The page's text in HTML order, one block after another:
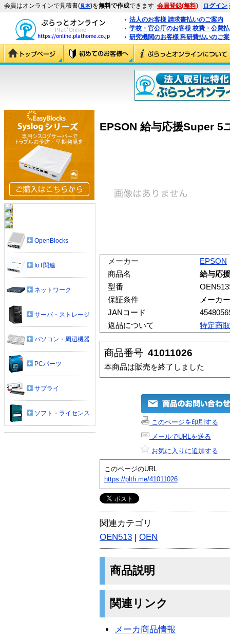
会員はオンラインで見積書(見本)を無料で作成できます 会員登録(無料) ログイン
法人のお客様 請求書払いのご案内
学校・官公庁のお客様 校費・公費
研究機関のお客様 科研費払いのご
EPSON 給与応援Super 5
メーカー
EPSON
商品名
給与応
型番
保証条件
メーカ
JANコード
返品について
特定商
商品番号 41011026
本商品は販売を終了しました
このページを印刷する
メールでURLを送る
お気に入りに追加する
このページのURL
https://plth.me/41011026
関連カテゴリ
OEN513 | OEN
商品説明
関連リンク
メーカ商品情報
OpenBlocks
IoT関連
ネットワーク
サーバ・ストレージ
パソコン・周辺機器
PCパーツ
サプライ
ソフト・ライセンス